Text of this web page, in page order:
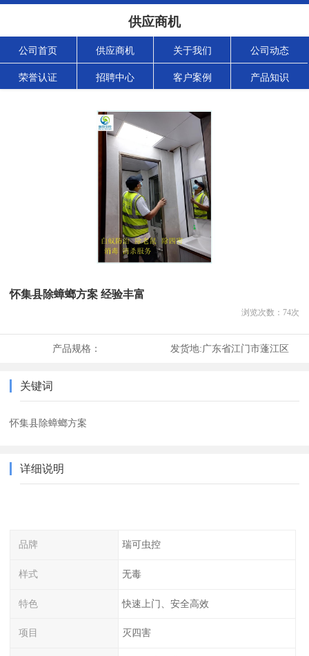
供应商机
公司首页 供应商机 关于我们 公司动态
荣誉认证 招聘中心 客户案例 产品知识
怀集县除蟑螂方案 经验丰富
浏览次数： 74次
产品规格： 发货地:广东省江门市蓬江区
关键词
怀集县除蟑螂方案
详细说明
品牌 瑞可虫控
样式 无毒
特色 快速上门、安全高效
项目 灭四害